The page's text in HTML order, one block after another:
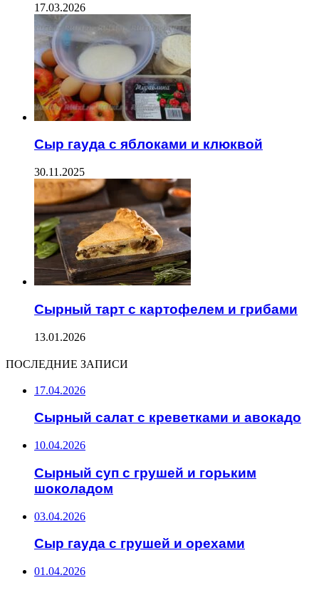
17.03.2026
Сыр гауда с яблоками и клюквой
30.11.2025
Сырный тарт с картофелем и грибами
13.01.2026
ПОСЛЕДНИЕ ЗАПИСИ
17.04.2026
Сырный салат с креветками и авокадо
10.04.2026
Сырный суп с грушей и горьким
шоколадом
03.04.2026
Сыр гауда с грушей и орехами
01.04.2026